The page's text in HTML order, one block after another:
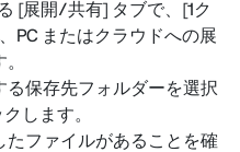
[展開/共有] タブで、[1ク
PC またはクラウドへの展
る保存先フォルダーを選択
します。
ファイルがあることを確